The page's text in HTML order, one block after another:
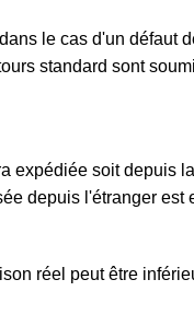
le cas d'un défaut
standard sont
expédiée soit depuis
depuis l'étranger
réel peut être